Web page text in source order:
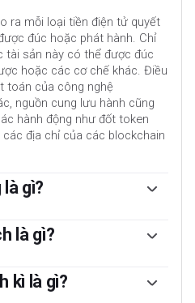
ra mỗi loại tiền điện tử quyết
đúc hoặc phát hành. Chỉ
tài sản này có thể được đúc
hoặc các cơ chế khác. Điều
toán của công nghệ
nguồn cung lưu hành cũng
hành động như đốt token
địa chỉ của các blockchain
gì?
định với giá trị thị trường
là gì?
hoặc trao đổi giữa người
dịch đã định, ví dụ: 24 giờ.
kì là gì?